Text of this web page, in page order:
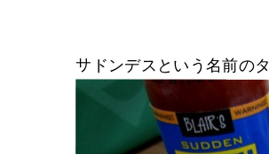
サドンデスという名前の